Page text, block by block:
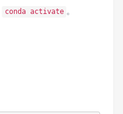
conda activate 。